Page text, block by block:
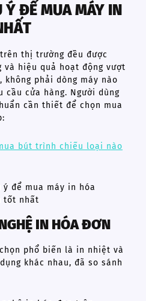
Ý ĐỂ MUA MÁY IN
thị trường đều được
và hiệu quả hoạt động vượt
phải dòng máy nào
cầu cửa hàng. Người dùng
cần thiết để chọn mua
bút trình chiếu loại nào
IN HÓA ĐƠN
phổ biến là in nhiệt và
khác nhau, đã so sánh